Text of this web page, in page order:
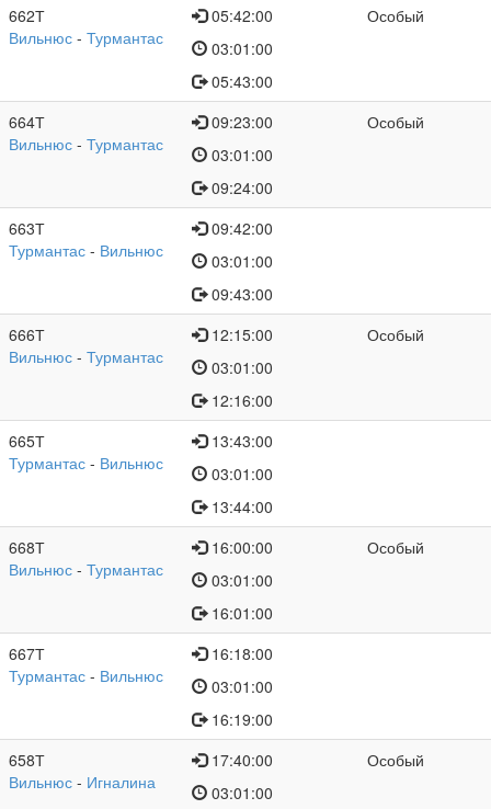
662Т
Вильнюс - Турмантас
05:42:00
03:01:00
05:43:00
Особый
664Т
Вильнюс - Турмантас
09:23:00
03:01:00
09:24:00
Особый
663Т
Турмантас - Вильнюс
09:42:00
03:01:00
09:43:00
666Т
Вильнюс - Турмантас
12:15:00
03:01:00
12:16:00
Особый
665Т
Турмантас - Вильнюс
13:43:00
03:01:00
13:44:00
668Т
Вильнюс - Турмантас
16:00:00
03:01:00
16:01:00
Особый
667Т
Турмантас - Вильнюс
16:18:00
03:01:00
16:19:00
658Т
Вильнюс - Игналина
17:40:00
03:01:00
Особый